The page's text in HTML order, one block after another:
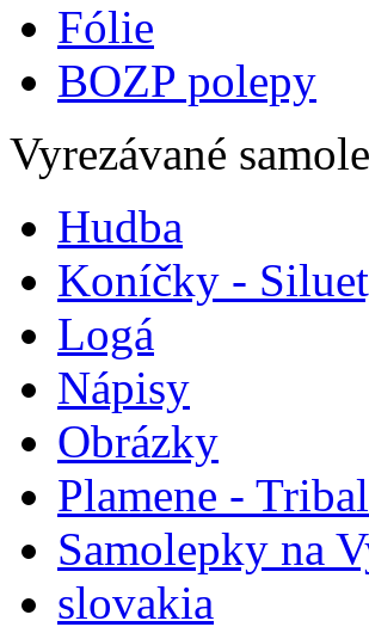
Fólie
BOZP polepy
Vyrezávané
Hudba
Koníčky -
Logá
Nápisy
Obrázky
Plamene -
Samolepky na
slovakia